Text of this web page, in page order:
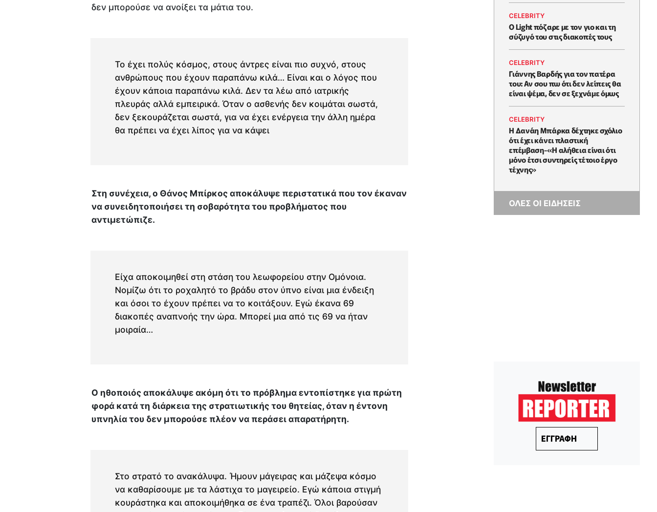
δεν μπορούσε να ανοίξει τα μάτια του.
Το έχει πολύς κόσμος, στους άντρες είναι πιο συχνό, στους
ανθρώπους που έχουν παραπάνω κιλά… Είναι και ο λόγος που
έχουν κάποια παραπάνω κιλά. Δεν τα λέω από ιατρικής
πλευράς αλλά εμπειρικά. Όταν ο ασθενής δεν κοιμάται σωστά,
δεν ξεκουράζεται σωστά, για να έχει ενέργεια την άλλη ημέρα
θα πρέπει να έχει λίπος για να κάψει
Στη συνέχεια, ο Θάνος Μπίρκος αποκάλυψε περιστατικά που τον έκαναν
να συνειδητοποιήσει τη σοβαρότητα του προβλήματος που
αντιμετώπιζε.
Είχα αποκοιμηθεί στη στάση του λεωφορείου στην Ομόνοια.
Νομίζω ότι το ροχαλητό το βράδυ στον ύπνο είναι μια ένδειξη
και όσοι το έχουν πρέπει να το κοιτάξουν. Εγώ έκανα 69
διακοπές αναπνοής την ώρα. Μπορεί μια από τις 69 να ήταν
μοιραία…
Ο ηθοποιός αποκάλυψε ακόμη ότι το πρόβλημα εντοπίστηκε για πρώτη
φορά κατά τη διάρκεια της στρατιωτικής του θητείας, όταν η έντονη
υπνηλία του δεν μπορούσε πλέον να περάσει απαρατήρητη.
Στο στρατό το ανακάλυψα. Ήμουν μάγειρας και μάζεψα κόσμο
να καθαρίσουμε με τα λάστιχα το μαγειρείο. Εγώ κάποια στιγμή
κουράστηκα και αποκοιμήθηκα σε ένα τραπέζι. Όλοι βαρούσαν
CELEBRITY
Ο Light πόζαρε με τον γιο και τη
σύζυγό του στις διακοπές τους
CELEBRITY
Γιάννης Βαρδής για τον πατέρα
του: Αν σου πω ότι δεν λείπεις θα
είναι ψέμα, δεν σε ξεχνάμε όμως
CELEBRITY
Η Δανάη Μπάρκα δέχτηκε σχόλιο
ότι έχει κάνει πλαστική
επέμβαση-«Η αλήθεια είναι ότι
μόνο έτσι συντηρείς τέτοιο έργο
τέχνης»
ΟΛΕΣ ΟΙ ΕΙΔΗΣΕΙΣ
ΕΓΓΡΑΦΗ